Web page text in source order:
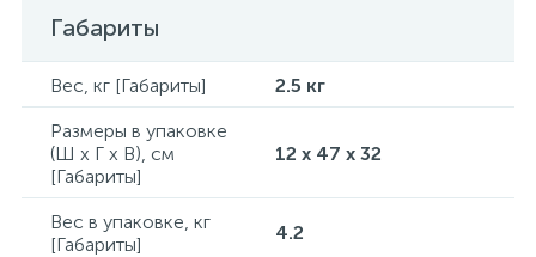
Габариты
Вес, кг [Габариты]
2.5 кг
Размеры в упаковке
(Ш x Г x В), см
[Габариты]
12 x 47 x 32
Вес в упаковке, кг
[Габариты]
4.2